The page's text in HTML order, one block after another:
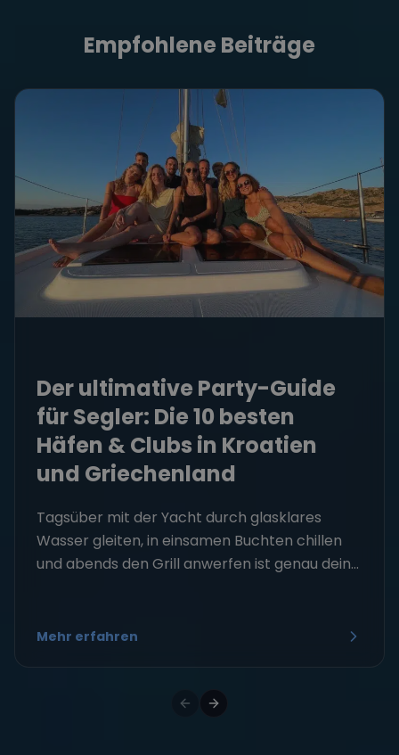
Empfohlene Beiträge
Der ultimative Party-Guide
für Segler: Die 10 besten
Häfen & Clubs in Kroatien
und Griechenland
Tagsüber mit der Yacht durch glasklares
Wasser gleiten, in einsamen Buchten chillen
und abends den Grill anwerfen ist genau dein...
Mehr erfahren